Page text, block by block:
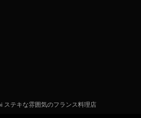
ステキな雰囲気のフランス料理店